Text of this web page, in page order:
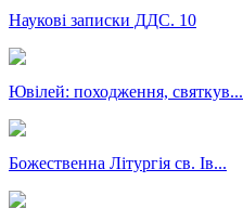
Наукові записки ДДС. 10
Ювілей: походження, святкув...
Божественна Літургія св. Ів...